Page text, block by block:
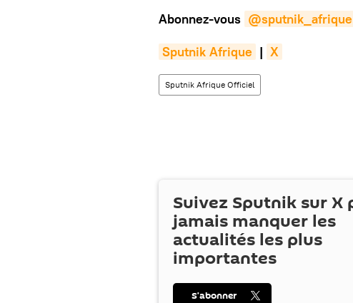
Abonnez-vous @sputnik_afrique
Sputnik Afrique | X
Sputnik Afrique Officiel
Suivez Sputnik surX
jamais manquer les
actualités les plus
importantes
S’abonner